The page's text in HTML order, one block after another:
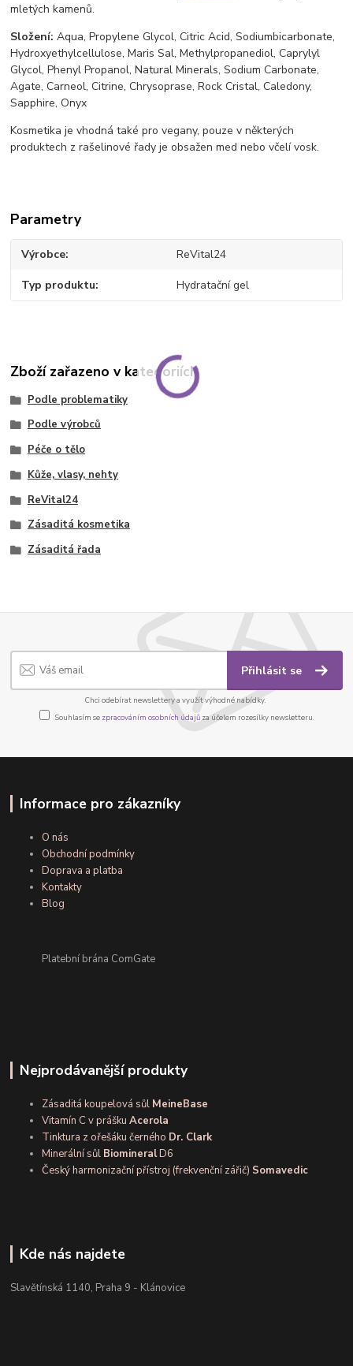
mletých kamenů.
Složení: Aqua, Propylene Glycol, Citric Acid, Sodiumbicarbonate,
Hydroxyethylcellulose, Maris Sal, Methylpropanediol, Caprylyl
Glycol, Phenyl Propanol, Natural Minerals, Sodium Carbonate,
Agate, Carneol, Citrine, Chrysoprase, Rock Cristal, Caledony,
Sapphire, Onyx
Kosmetika je vhodná také pro vegany, pouze v některých
produktech z rašelinové řady je obsažen med nebo včelí vosk.
Parametry
Výrobce ReVital24
Typ produktu Hydratační gel
Zboží zařazeno v kategoriích
Podle problematiky
Podle výrobců
Péče o tělo
Kůže, vlasy, nehty
ReVital24
Zásaditá kosmetika
Zásaditá řada
Přihlásit se
Chci odebírat newslettery a využít výhodné nabídky.
Souhlasím se zpracováním osobních údajůza účelem rozesílky newsletteru.
Informace pro zákazníky
O nás
Obchodní podmínky
Doprava a platba
Kontakty
Blog
Platební brána ComGate
Nejprodávanější produkty
Zásaditá koupelová sůl MeineBase
Vitamín C v práškuAcerola
Tinktura z ořešáku černého Dr. Clark
Minerální sůl BiomineralD6
Český harmonizační přístroj (frekvenční zářič) Somavedic
Kde nás najdete
Slavětínská 1140, Praha 9 - Klánovice